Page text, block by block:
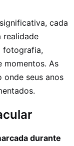
cada
realidade
fotografia,
momentos. As
onde seus anos
durante